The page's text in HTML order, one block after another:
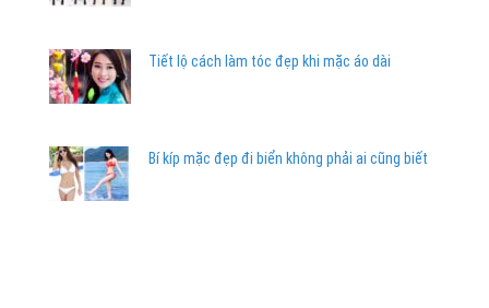
Tiết lộ cách làm tóc đẹp khi mặc áo dài
Bí kíp mặc đẹp đi biển không phải ai cũng biết